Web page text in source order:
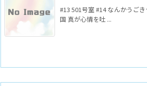
#13 501号室 #14 なんかうご
国 真が心情を吐 ...